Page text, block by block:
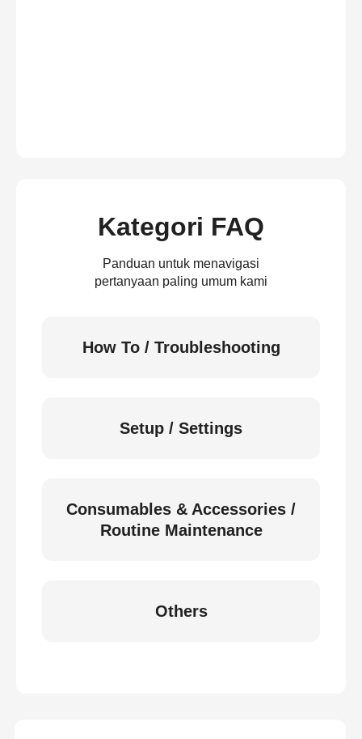
Kategori FAQ
Panduan untuk menavigasi
pertanyaan paling umum kami
How To / Troubleshooting
Setup / Settings
Consumables & Accessories /
Routine Maintenance
Others